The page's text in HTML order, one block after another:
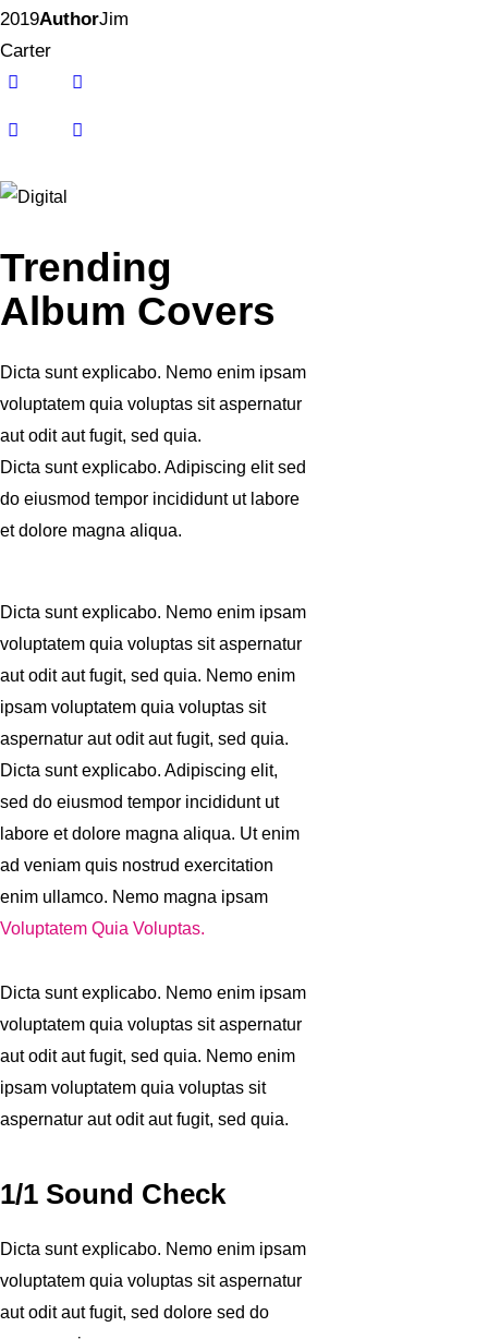
2019AuthorJim
Carter
Trending
Album Covers
Dicta sunt explicabo. Nemo enim ipsam
voluptatem quia voluptas sit aspernatur
aut odit aut fugit, sed quia.
Dicta sunt explicabo. Adipiscing elit sed
do eiusmod tempor incididunt ut labore
et dolore magna aliqua.
Dicta sunt explicabo. Nemo enim ipsam
voluptatem quia voluptas sit aspernatur
aut odit aut fugit, sed quia. Nemo enim
ipsam voluptatem quia voluptas sit
aspernatur aut odit aut fugit, sed quia.
Dicta sunt explicabo. Adipiscing elit,
sed do eiusmod tempor incididunt ut
labore et dolore magna aliqua. Ut enim
ad veniam quis nostrud exercitation
enim ullamco. Nemo magna ipsam
Voluptatem Quia Voluptas.
Dicta sunt explicabo. Nemo enim ipsam
voluptatem quia voluptas sit aspernatur
aut odit aut fugit, sed quia. Nemo enim
ipsam voluptatem quia voluptas sit
aspernatur aut odit aut fugit, sed quia.
1/1 Sound Check
Dicta sunt explicabo. Nemo enim ipsam
voluptatem quia voluptas sit aspernatur
aut odit aut fugit, sed dolore sed do